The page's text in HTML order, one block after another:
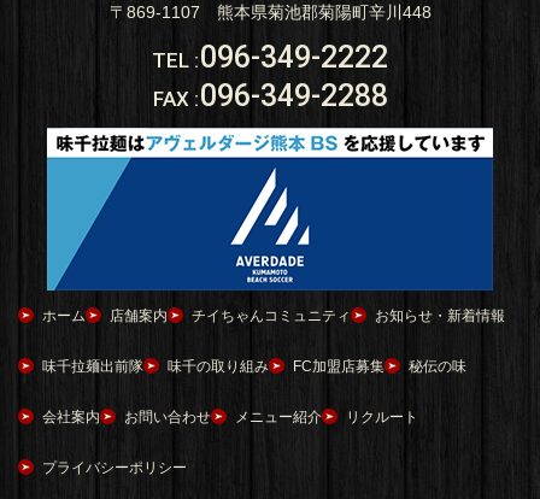
〒869-1107 熊本県菊池郡菊陽町辛川448
TEL :096-349-2222
FAX :096-349-2288
ホーム 店舗案内 チイちゃんコミュニティ お知らせ・新着情報
味千拉麺出前隊 味千の取り組み FC加盟店募集 秘伝の味
会社案内 お問い合わせ メニュー紹介 リクルート
プライバシーポリシー